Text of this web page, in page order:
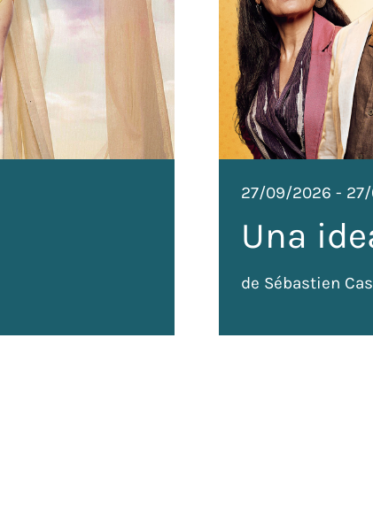
27/09/2026 -
Una
de Sébastien